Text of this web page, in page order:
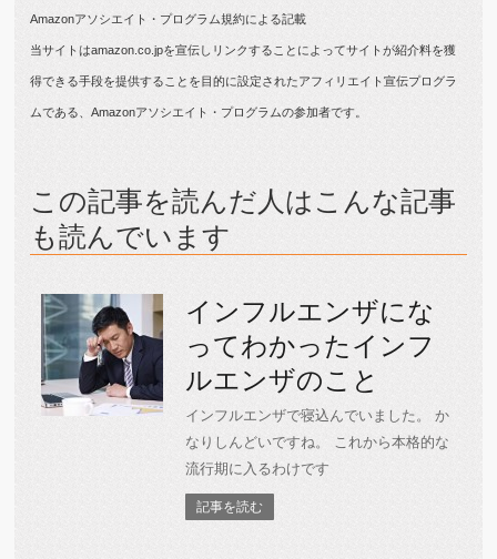
Amazonアソシエイト・プログラム規約による記載
当サイトはamazon.co.jpを宣伝しリンクすることによってサイトが紹介料を獲
得できる手段を提供することを目的に設定されたアフィリエイト宣伝プログラ
ムである、Amazonアソシエイト・プログラムの参加者です。
この記事を読んだ人はこんな記事
も読んでいます
インフルエンザにな
ってわかったインフ
ルエンザのこと
インフルエンザで寝込んでいました。 か
なりしんどいですね。 これから本格的な
流行期に入るわけです
記事を読む